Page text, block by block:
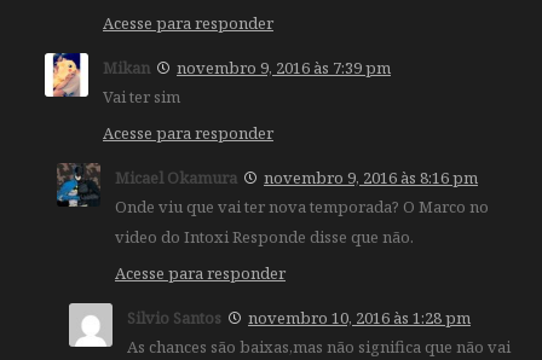
Acesse para responder
Mikan
novembro 9, 2016 às 7:39 pm
Vai ter sim
Acesse para responder
Micael Okamura
novembro 9, 2016 às 8:16 pm
Onde viu que vai ter nova temporada? O Marco no
video do Intoxi Responde disse que não.
Acesse para responder
Silvio Santos
novembro 10, 2016 às 1:28 pm
As chances são baixas,mas não significa que não vai